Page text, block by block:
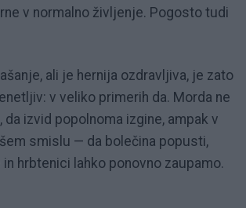
v normalno življenje. Pogosto tudi
ali je hernija ozdravljiva, je zato
v veliko primerih da. Morda ne
izvid popolnoma izgine, ampak v
smislu — da bolečina popusti,
hrbtenici lahko ponovno zaupamo.